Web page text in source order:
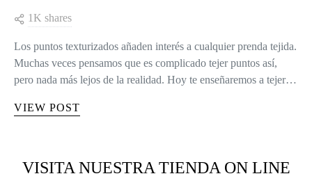
1K shares
Los puntos texturizados añaden interés a cualquier prenda tejida.
Muchas veces pensamos que es complicado tejer puntos así,
pero nada más lejos de la realidad. Hoy te enseñaremos a tejer…
VIEW POST
VISITA NUESTRA TIENDA ON LINE